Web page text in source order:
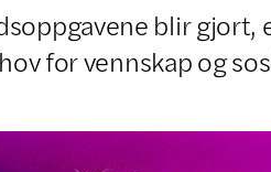
blir gjort,
for vennskap og